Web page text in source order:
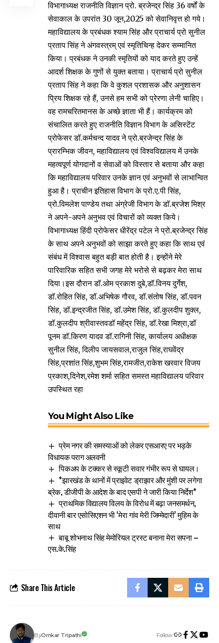
विभागाध्यक्ष राजनीति विज्ञान प्रो. ब्रजेन्द्र सिंह 36 वर्षों के
सेवाकाल के उपरांत 30 जून,2025 को सेवानिवृत्त हो गये।
महाविद्यालय के प्रबंधक श्याम सिंह और प्राचार्य प्रो सुनील
प्रताप सिंह ने अंगवस्त्रम् एवं स्मृतिचिन्ह देकर सम्मानित
किया। प्रबंधक ने उनकी स्मृतियों को याद करते हुए उन्हें
आदर्श शिक्षक के गुणों से युक्त बताया। प्राचार्य प्रो सुनील
प्रताप सिंह ने कहा कि वे कुशल प्रशासक और अनुशासन
प्रिय शिक्षक रहे हैं, उनसे हम सभी को प्रेरणा लेनी चाहिए।
वह रामचरितमानस के अच्छे ज्ञाता भी हैं। कार्यक्रम को
संचालित करते हुए राजनीति विज्ञान विभाग के असिस्टेंट
प्रोफेसर डॉ.कर्मचन्द यादव ने प्रो.ब्रजेन्द्र सिंह के
प्रारम्भिक जीवन, महाविद्यालय एवं विश्वविद्यालय में उनके
महत्वपूर्ण योगदानों व सेवाओं को विस्तार से बताया और कहा
कि महाविद्यालय परिवार उनके ज्ञान एवं अनुभवों से लाभान्वित
हुआ है। प्राचीन इतिहास विभाग के प्रो.ए.पी सिंह,
प्रो.विमलेश पाण्डेय तथा अंग्रेजी विभाग के डॉ.ब्रजेश मिश्र
ने अपने-अपने अनुभव एवं विचारों को व्यक्त किये।
विभागाध्यक्ष हिंदी प्रोफेसर धीरेंद्र पटेल ने प्रो.ब्रजेन्द्र सिंह
के साथ अपने अनुभवों को साझा करते हुए कहा कि साथ एवं
संबंध में विश्वास बहुत बड़ी बात होती है। इन्होंने मेरे
पारिवारिक सहित सभी जगह मेरे भरोसे से बढ़कर मेरा साथ
दिया।इस दौरान डॉ.ओम प्रकाश दुबे,डॉ.विनय दुर्गेश,
डॉ.रोहित सिंह, डॉ.अभिषेक गौरव, डॉ.संतोष सिंह, डॉ.पवन
सिंह, डॉ.इन्द्रजीत सिंह, डॉ.उमेश सिंह, डॉ.कुलदीप शुक्ल,
डॉ.कुलदीप श्रीवास्तवडॉ महेंद्र सिंह, डॉ.रेखा मिश्रा,डॉ
पूनम डॉ.किरण यादव डॉ.रागिनी सिंह, कार्यालय अधीक्षक
सुनील सिंह, दिलीप जायसवाल,राजुल सिंह,राघवेंद्र
सिंह,प्रशांत सिंह,शुभम सिंह,रामजीत,राकेश खरवार विजय
प्रकाश,दिनेश,रमेश शर्मा सहित समस्त महाविद्यालय परिवार
उपस्थित रहा
You Might Also Like
प्रेम नगर की समस्याओं को लेकर एसआरए पर भड़के
विधायक पराग अलवनी
पिकअप के टक्कर से स्कूटी सवार गंभीर रूप से घायल।
*झारखंड के थानों में प्राइवेट ड्राइवर और मुंशी पर लगेगा
ब्रेक, डीजीपी के आदेश के बाद एसपी ने जारी किया निर्देश*
प्राथमिक विद्यालय विलय के विरोध में बढ़ा जनसमर्थन,
दीवानी बार एसोसिएशन भी ‘मेरा गांव मेरी जिम्मेदारी’ मुहिम के
साथ
बाबू शोभनाथ सिंह मेमोरियल ट्रस्ट बनाना मेरा सपना –
एस.के.सिंह
Share This Article
ByOmkar Tripathi Follow: